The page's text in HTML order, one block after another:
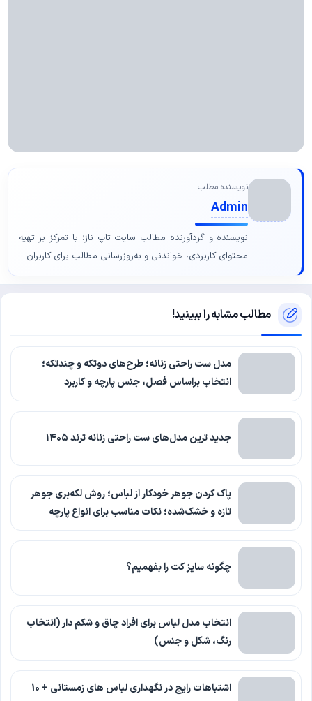
نویسنده مطلب
Admin
نویسنده و گردآورنده مطالب سایت تاپ ناز؛ با تمرکز بر تهیه
محتوای کاربردی، خواندنی و به‌روزرسانی مطالب برای کاربران.
مطالب مشابه را ببینید!
مدل ست راحتی زنانه؛ طرح‌های دوتکه و چندتکه؛
انتخاب براساس فصل، جنس پارچه و کاربرد
جدید ترین مدل‌های ست راحتی زنانه ترند ۱۴۰۵
پاک کردن جوهر خودکار از لباس؛ روش لکه‌بری جوهر
تازه و خشک‌شده؛ نکات مناسب برای انواع پارچه
چگونه سایز کت را بفهمیم؟
انتخاب مدل لباس برای افراد چاق و شکم دار (انتخاب
رنگ، شکل و جنس)
اشتباهات رایج در نگهداری لباس های زمستانی + 10